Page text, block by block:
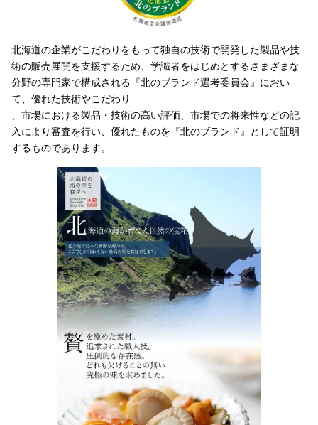
北海道の企業がこだわりをもって独自の技術で開発した製品や技
術の販売展開を支援するため、学識者をはじめとするさまざまな
分野の専門家で構成される『北のブランド選考委員会』におい
て、優れた技術やこだわり
、市場における製品・技術の高い評価、市場での将来性などの記
入により審査を行い、優れたものを『北のブランド』として証明
するものであります。